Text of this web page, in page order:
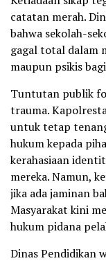
catatan merah.
bahwa sekolah-
gagal total dalam
maupun psikis
Tuntutan publik
trauma.
untuk tetap
hukum kepada
kerahasiaan
mereka. Namun,
jika ada jaminan
Masyarakat kini
hukum pidana
Dinas Pendidikan